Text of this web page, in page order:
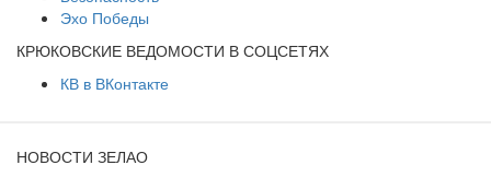
Эхо Победы
КРЮКОВСКИЕ ВЕДОМОСТИ В СОЦСЕТЯХ
КВ в ВКонтакте
НОВОСТИ ЗЕЛАО